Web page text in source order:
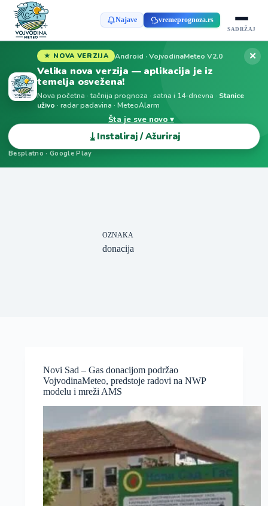
Najave vremeprognoza.rs
SADRŽAJ
★ NOVA VERZIJA Android · VojvodinaMeteo V2.0
Velika nova verzija — aplikacija je iz
temelja osvežena!
Nova početna · tačnija prognoza · satna i 14-dnevna · Stanice
uživo · radar padavina · MeteoAlarm
Šta je sve novo ▾
⤓ Instaliraj / Ažuriraj
Besplatno · Google Play
✕
OZNAKA
donacija
Novi Sad – Gas donacijom podržao
VojvodinaMeteo, predstoje radovi na NWP
modelu i mreži AMS